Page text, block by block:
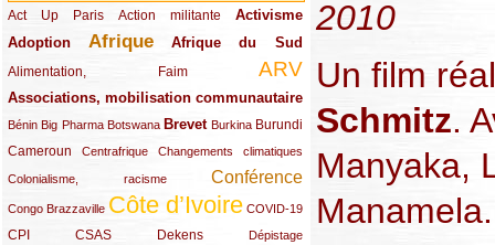
Act Up Paris
(49/289) Action militante
(32/289) Activisme
(73/289)
Adoption
(82/289) Afrique
(161/289) Afrique du Sud
(73/289)
Alimentation, Faim
(48/289) ARV
(203/289)
Associations, mobilisation communautaire
(65/289)
Bénin
(13/289)Big Pharma
(16/289) Botswana
(9/289) Brevet
(83/289) Burkina
(18/289) Burundi
(30/289)
Cameroun
(47/289) Centrafrique
(23/289) Changements climatiques
(10/289)
Colonialisme, racisme
(19/289) Conférence
(118/289)
Congo Brazzaville
(24/289) Côte d’Ivoire
(263/289) COVID-19
(13/289)
CPI
(48/289) CSAS
(32/289) Dekens
(29/289) Dépistage
(19/289)
2010
Un film
Schmitz.
Manyaka,
Manamela.